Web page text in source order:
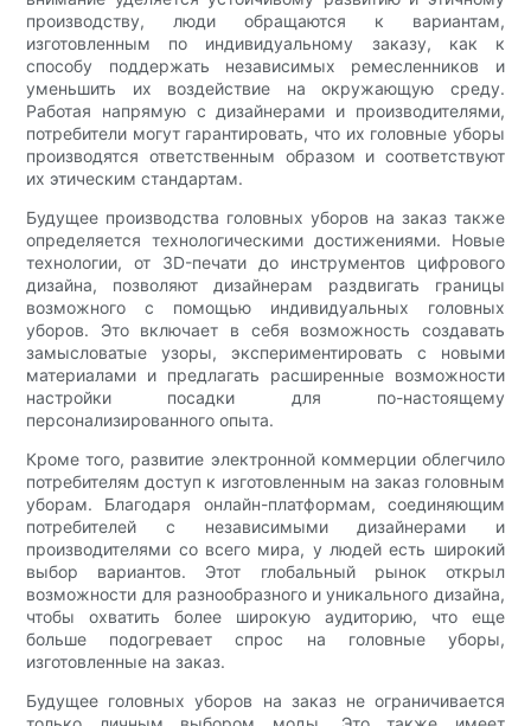
производству, люди обращаются к вариантам,
изготовленным по индивидуальному заказу, как к
способу поддержать независимых ремесленников и
уменьшить их воздействие на окружающую среду.
Работая напрямую с дизайнерами и производителями,
потребители могут гарантировать, что их головные уборы
производятся ответственным образом и соответствуют
их этическим стандартам.
Будущее производства головных уборов на заказ также
определяется технологическими достижениями. Новые
технологии, от 3D-печати до инструментов цифрового
дизайна, позволяют дизайнерам раздвигать границы
возможного с помощью индивидуальных головных
уборов. Это включает в себя возможность создавать
замысловатые узоры, экспериментировать с новыми
материалами и предлагать расширенные возможности
настройки посадки для по-настоящему
персонализированного опыта.
Кроме того, развитие электронной коммерции облегчило
потребителям доступ к изготовленным на заказ головным
уборам. Благодаря онлайн-платформам, соединяющим
потребителей с независимыми дизайнерами и
производителями со всего мира, у людей есть широкий
выбор вариантов. Этот глобальный рынок открыл
возможности для разнообразного и уникального дизайна,
чтобы охватить более широкую аудиторию, что еще
больше подогревает спрос на головные уборы,
изготовленные на заказ.
Будущее головных уборов на заказ не ограничивается